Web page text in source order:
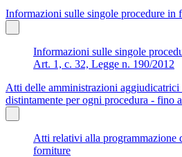
Informazioni sulle singole procedure in
Informazioni sulle singole
Art. 1, c. 32, Legge n. 190/2012
Atti delle amministrazioni
distintamente per ogni procedura - fino
Atti relativi alla programmazione
forniture